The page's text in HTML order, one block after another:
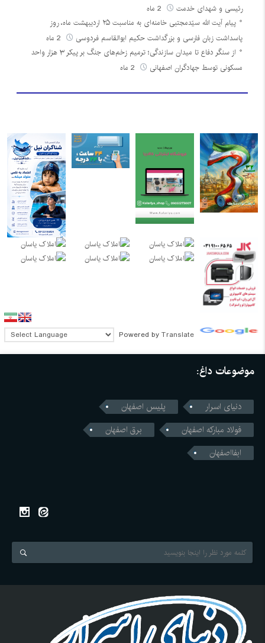
رئیسی و شهدای خدمت
پیام آیت الله سیّدمجتبی خامنه‌ای به مناسبت ۲۵ اردیبهشت ماه، روز
پاسداشت زبان فارسی و بزرگداشت حکیم ابوالقاسم فردوسی
از سنگر دفاع تا میدان سازندگی؛ ترمیم زخم‌های جنگ بر پیکر ۳ هزار واحد
مسکونی توسط جهادگران اصفهانی
Powered by Translate
موضوعات داغ:
دنیای اسرار
پلیس اصفهان
فولاد مبارکه اصفهان
برق اصفهان
ابفااصفهان